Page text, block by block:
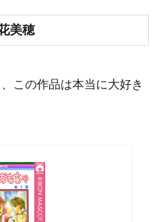
美穂
この作品は本当に大好き